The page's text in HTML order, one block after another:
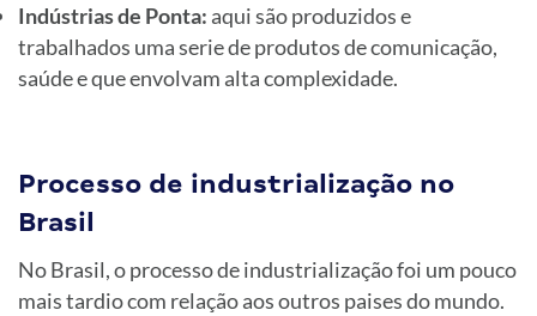
Indústrias de Ponta: aqui são produzidos e
trabalhados uma serie de produtos de comunicação,
saúde e que envolvam alta complexidade.
Processo de industrialização no
Brasil
No Brasil, o processo de industrialização foi um pouco
mais tardio com relação aos outros paises do mundo.